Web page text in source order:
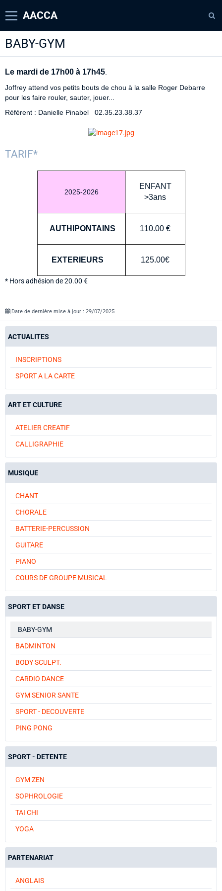
AACCA
Page d'accueil
Diaporamas
BABY-GYM
Le mardi de 17h00 à 17h45
Joffrey attend vos petits bouts de chou à la salle Roger Debarre
pour les faire rouler, sauter, jouer...
Référent : Danielle Pinabel 02.35.23.38.37
TARIF*
2025-2026
ENFANT
>3ans
AUTHIPONTAINS 110.00 €
EXTERIEURS 125.00€
* Hors adhésion de 20.00 €
Date de dernière mise à jour : 29/07/2025
ACTUALITES
INSCRIPTIONS
SPORT A LA CARTE
ART ET CULTURE
ATELIER CREATIF
CALLIGRAPHIE
MUSIQUE
CHANT
CHORALE
BATTERIE-PERCUSSION
GUITARE
PIANO
COURS DE GROUPE MUSICAL
SPORT ET DANSE
BABY-GYM
BADMINTON
BODY SCULPT.
CARDIO DANCE
GYM SENIOR SANTE
SPORT - DECOUVERTE
PING PONG
SPORT - DETENTE
GYM ZEN
SOPHROLOGIE
TAI CHI
YOGA
PARTENARIAT
ANGLAIS